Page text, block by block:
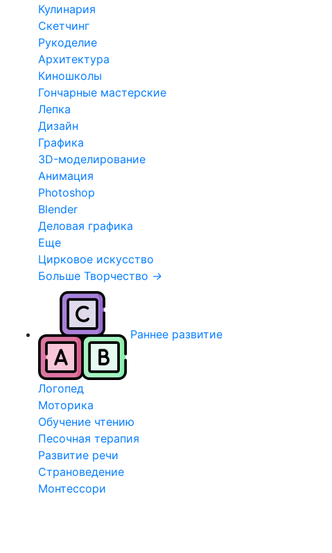
Кулинария
Скетчинг
Рукоделие
Архитектура
Киношколы
Гончарные мастерские
Лепка
Дизайн
Графика
3D-моделирование
Анимация
Photoshop
Blender
Деловая графика
Еще
Цирковое искусство
Больше Творчество →
Раннее развитие
Логопед
Моторика
Обучение чтению
Песочная терапия
Развитие речи
Страноведение
Монтессори